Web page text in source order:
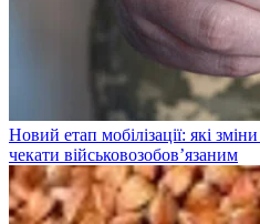
Новий етап мобілізації: які
чекати військовозобов’язаним